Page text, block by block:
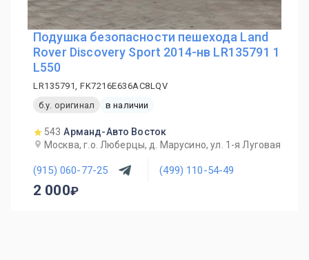
Подушка безопасности пешехода Land
Rover Discovery Sport 2014-нв LR135791 1
L550
LR135791, FK7216E636AC8LQV
б.у. оригинал
в наличии
543 Арманд-Авто Восток
Москва, г.о. Люберцы, д. Марусино, ул. 1-я Луговая
(915) 060-77-25 (499) 110-54-49
2 000